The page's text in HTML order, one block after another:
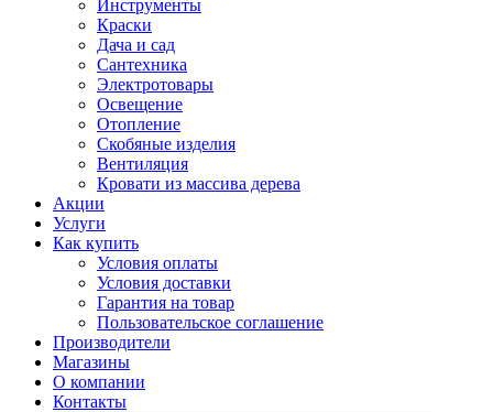
Инструменты
Краски
Дача и сад
Сантехника
Электротовары
Освещение
Отопление
Скобяные изделия
Вентиляция
Кровати из массива дерева
Акции
Услуги
Как купить
Условия оплаты
Условия доставки
Гарантия на товар
Пользовательское соглашение
Производители
Магазины
О компании
Контакты